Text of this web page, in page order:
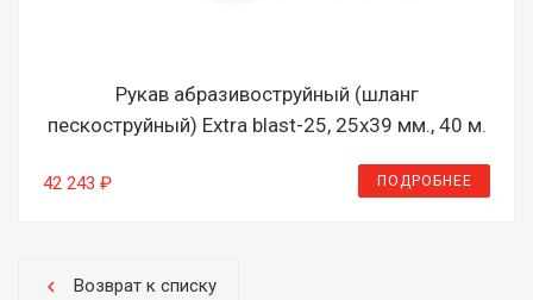
Рукав абразивоструйный (шланг
пескоструйный) Extra blast-25, 25х39 мм., 40 м.
42 243 ₽ ПОДРОБНЕЕ
chevron_left Возврат к списку